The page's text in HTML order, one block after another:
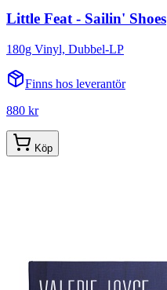
Little Feat - Sailin' Shoes
180g Vinyl, Dubbel-LP
Finns hos leverantör
880 kr
Köp